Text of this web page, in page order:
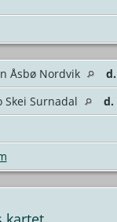
Åsbø Nordvik d.
Skei Surnadal d.